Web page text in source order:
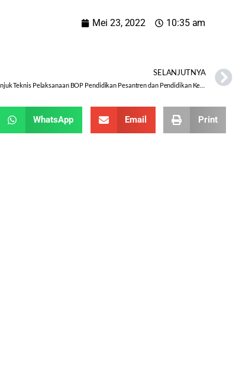
Mei 23, 2022 10:35 am
SELANJUTNYA
WhatsApp Email Print